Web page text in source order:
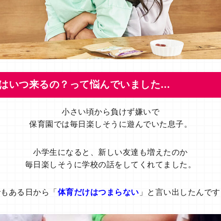
いつ来るの？って悩んでいました…
小さい頃から負けず嫌いで
保育園では毎日楽しそうに遊んでいた息子。
小学生になると、新しい友達も増えたのか
毎日楽しそうに学校の話をしてくれてました。
ある日から「 体育だけはつまらない 」と言い出したんで